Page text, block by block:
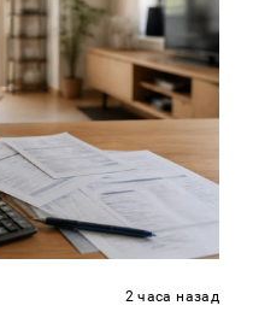
2 часа назад